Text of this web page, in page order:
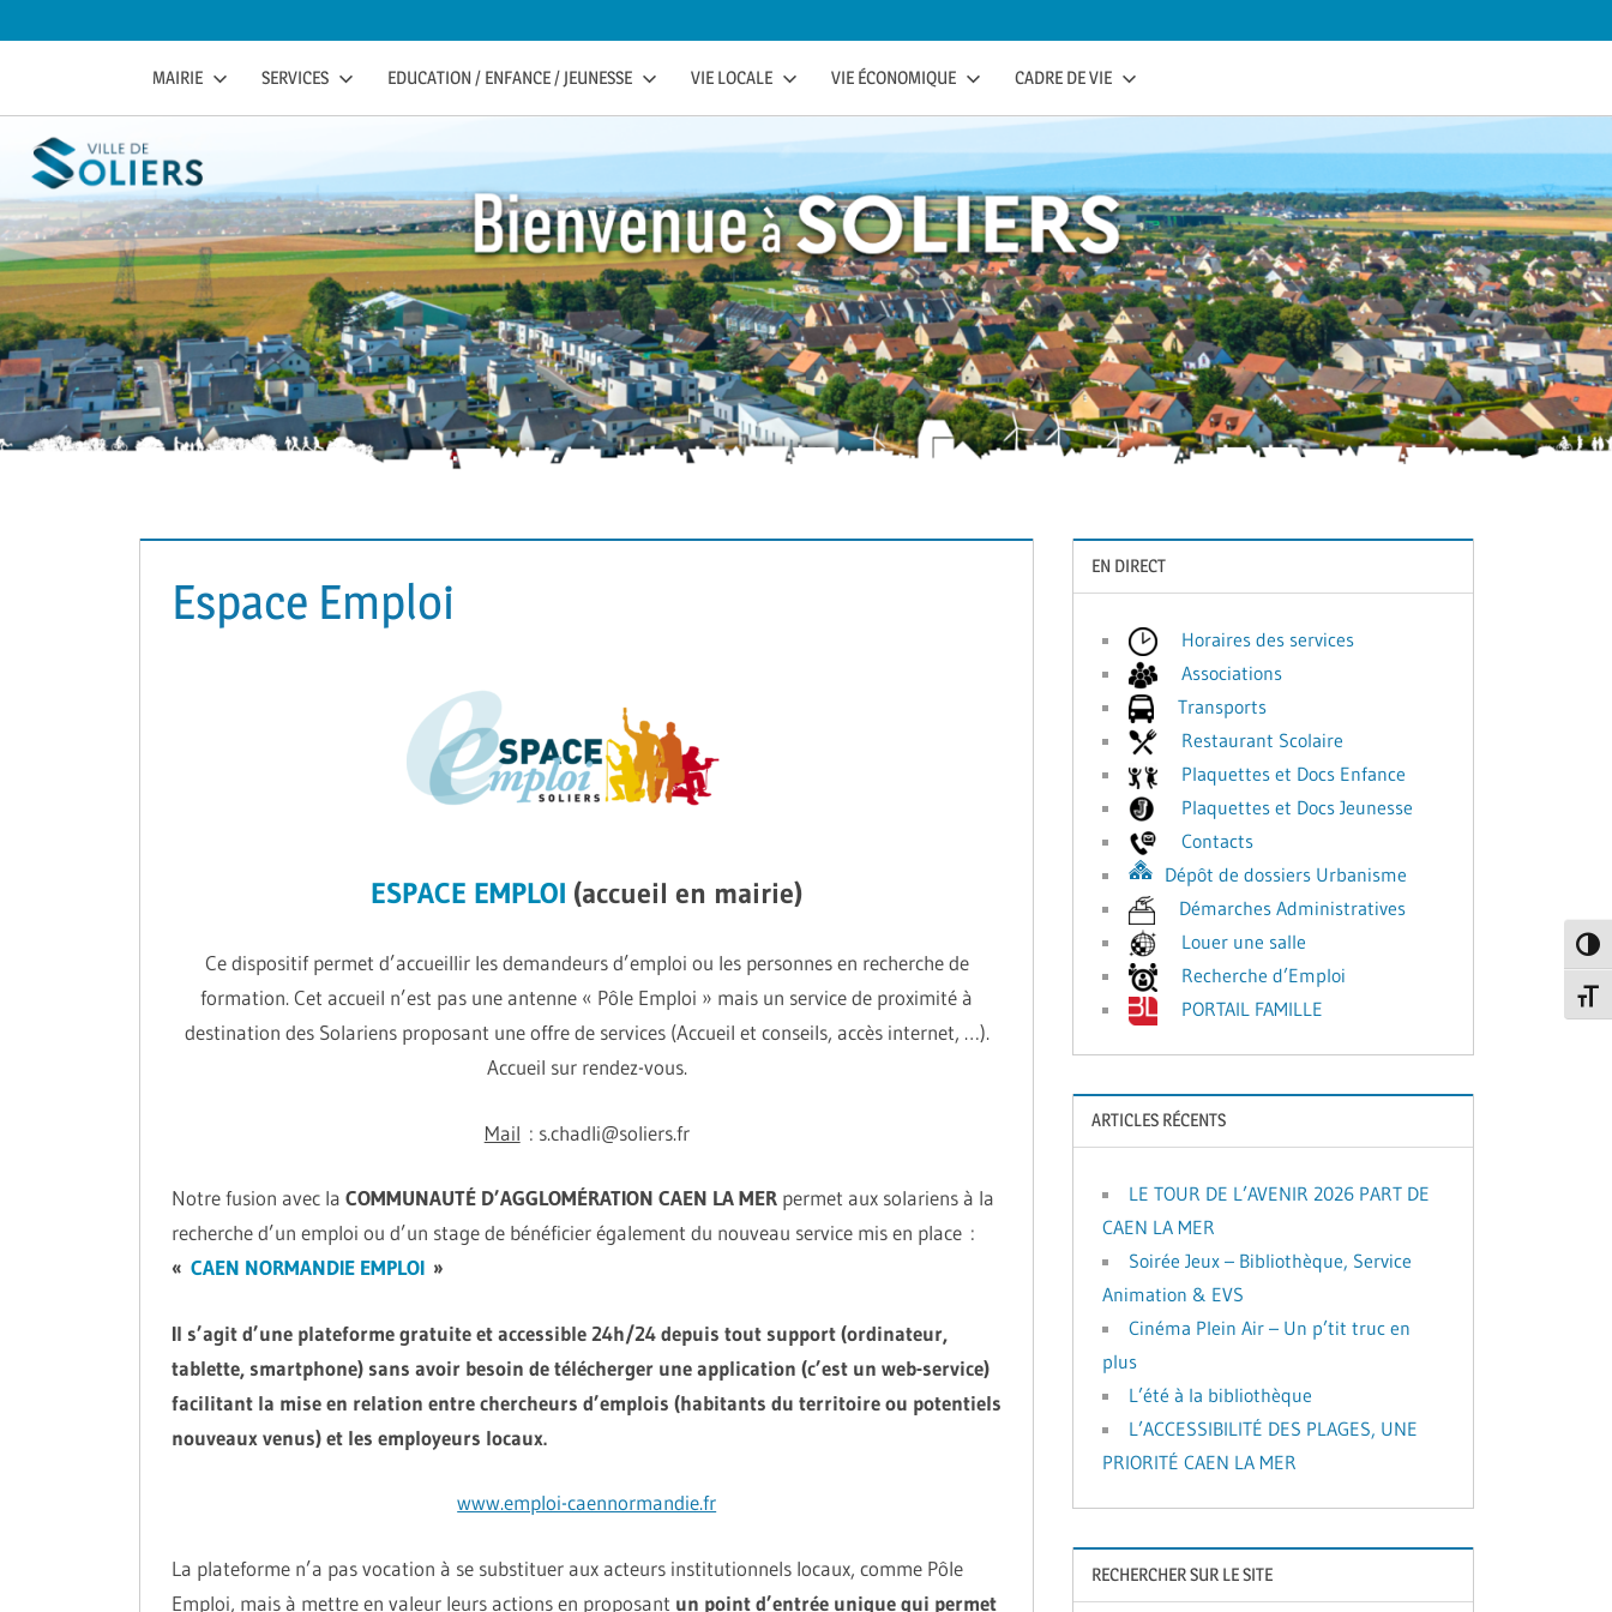
SOLIERS.FR
soliers
MAIRIE SERVICES EDUCATION / ENFANCE / JEUNESSE VIE LOCALE VIE ÉCONOMIQUE CADRE DE VIE
Espace Emploi
ESPACE EMPLOI (accueil en mairie)
Ce dispositif permet d’accueillir les demandeurs d’emploi ou les personnes en recherche de
formation. Cet accueil n’est pas une antenne « Pôle Emploi » mais un service de proximité à
destination des Solariens proposant une offre de services (Accueil et conseils, accès internet, …).
Accueil sur rendez-vous.
Mail : s.chadli@soliers.fr
Notre fusion avec la COMMUNAUTÉ D’AGGLOMÉRATION CAEN LA MERpermet aux solariens à la
recherche d’un emploi ou d’un stage de bénéficier également du nouveau service mis en place :
« CAEN NORMANDIE EMPLOI»
Il s’agit d’une plateforme gratuite et accessible 24h/24 depuis tout support (ordinateur,
tablette, smartphone) sans avoir besoin de télécherger une application (c’est un web-service)
facilitant la mise en relation entre chercheurs d’emplois (habitants du territoire ou potentiels
nouveaux venus) et les employeurs locaux.
www.emploi-caennormandie.fr
La plateforme n’a pas vocation à se substituer aux acteurs institutionnels locaux, comme Pôle
Emploi, mais à mettre en valeur leurs actions en proposant un point d’entrée unique qui permet
EN DIRECT
Horaires des services
Associations
Transports
Restaurant Scolaire
Plaquettes et Docs Enfance
Plaquettes et Docs Jeunesse
Contacts
Dépôt de dossiers Urbanisme
Démarches Administratives
Louer une salle
Recherche d’Emploi
PORTAIL FAMILLE
ARTICLES RÉCENTS
LE TOUR DE L’AVENIR 2026 PART DE
CAEN LA MER
Soirée Jeux – Bibliothèque, Service
Animation & EVS
Cinéma Plein Air – Un p’tit truc en
plus
L’été à la bibliothèque
L’ACCESSIBILITÉ DES PLAGES, UNE
PRIORITÉ CAEN LA MER
RECHERCHER SUR LE SITE